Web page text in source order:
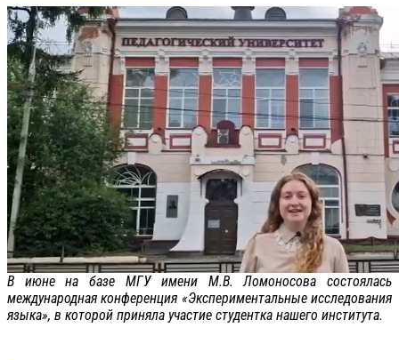
В июне на базе МГУ имени М.В. Ломоносова состоялась
международная конференция «Экспериментальные исследования
языка», в которой приняла участие студентка нашего института.